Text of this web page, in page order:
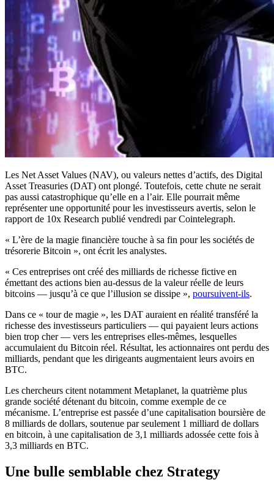
Les Net Asset Values (NAV), ou valeurs nettes d’actifs, des Digital
Asset Treasuries (DAT) ont plongé. Toutefois, cette chute ne serait
pas aussi catastrophique qu’elle en a l’air. Elle pourrait même
représenter une opportunité pour les investisseurs avertis, selon le
rapport de 10x Research publié vendredi par Cointelegraph.
« L’ère de la magie financière touche à sa fin pour les sociétés de
trésorerie Bitcoin », ont écrit les analystes.
« Ces entreprises ont créé des milliards de richesse fictive en
émettant des actions bien au-dessus de la valeur réelle de leurs
bitcoins — jusqu’à ce que l’illusion se dissipe », poursuivent-ils.
Dans ce « tour de magie », les DAT auraient en réalité transféré la
richesse des investisseurs particuliers — qui payaient leurs actions
bien trop cher — vers les entreprises elles-mêmes, lesquelles
accumulaient du Bitcoin réel. Résultat, les actionnaires ont perdu des
milliards, pendant que les dirigeants augmentaient leurs avoirs en
BTC.
Les chercheurs citent notamment Metaplanet, la quatrième plus
grande société détenant du bitcoin, comme exemple de ce
mécanisme. L’entreprise est passée d’une capitalisation boursière de
8 milliards de dollars, soutenue par seulement 1 milliard de dollars
en bitcoin, à une capitalisation de 3,1 milliards adossée cette fois à
3,3 milliards en BTC.
Une bulle semblable chez Strategy